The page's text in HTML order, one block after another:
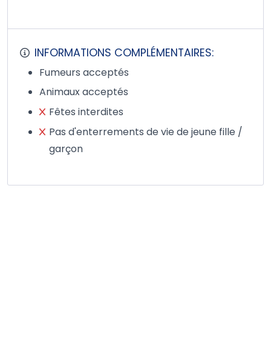
INFORMATIONS COMPLÉMENTAIRES:
Fumeurs acceptés
Animaux acceptés
Fêtes interdites
Pas d'enterrements de vie de jeune fille /
garçon